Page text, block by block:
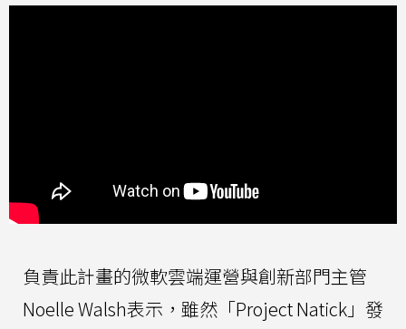
負責此計畫的微軟雲端運營與創新部門主管
Noelle Walsh表示，雖然「Project Natick」發